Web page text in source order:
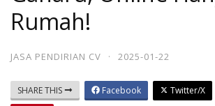
Rumah!
JASA PENDIRIAN CV · 2025-01-22
SHARE THIS Facebook Twitter/X